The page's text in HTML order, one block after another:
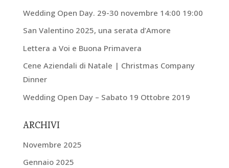
Wedding Open Day. 29-30 novembre 14:00 19:00
San Valentino 2025, una serata d’Amore
Lettera a Voi e Buona Primavera
Cene Aziendali di Natale | Christmas Company
Dinner
Wedding Open Day – Sabato 19 Ottobre 2019
ARCHIVI
Novembre 2025
Gennaio 2025